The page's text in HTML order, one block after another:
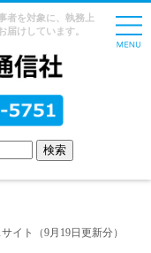
者を対象に、執務上
けしています。
イト（9月19日更新分）